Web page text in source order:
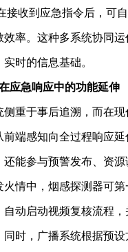
接收到应急指令后，可
效率。这种多系统协同
时的信息基础。
急响应中的功能延伸
于事后追溯，而在现
前端感知向全过程响应
还能参与预警发布、资
火情中，烟感探测器可
自动启动视频复核流程
同时，广播系统根据预